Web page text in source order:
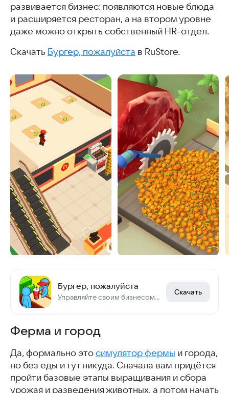
развивается бизнес: появляются новые блюда
и расширяется ресторан, а на втором уровне
даже можно открыть собственный HR-отдел.
Скачать Бургер, пожалуйста в RuStore.
Бургер, пожалуйста
Управляйте своим бизнесом в магазине бургеров!
Скачать
Ферма и город
Да, формально это симулятор фермы и города,
но без еды и тут никуда. Сначала вам придётся
пройти базовые этапы выращивания и сбора
урожая и разведения животных, а потом начать